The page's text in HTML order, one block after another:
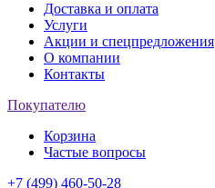
Доставка и оплата
Услуги
Акции и спецпредложения
О компании
Контакты
Покупателю
Корзина
Частые вопросы
+7 (499) 460-50-28